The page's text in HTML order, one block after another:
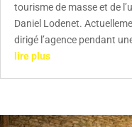
tourisme de masse et de
Daniel Lodenet.
dirigé l’agence pendant
lire plus